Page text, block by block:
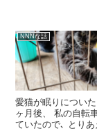
NNNな話
愛猫が眠りについ
ヶ月後、 私の自転
ていたので､ とり